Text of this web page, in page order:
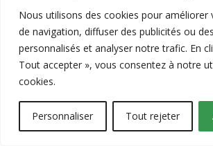
Nous utilisons des cookies pour améliorer
de navigation, diffuser des publicités ou
personnalisés et analyser notre trafic. En
Tout accepter », vous consentez à notre
cookies.
Personnaliser Tout rejeter